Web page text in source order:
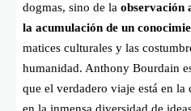
dogmas, sino de la observación
la acumulación de un
matices culturales y las
humanidad. Anthony Bourdain
que el verdadero viaje está en